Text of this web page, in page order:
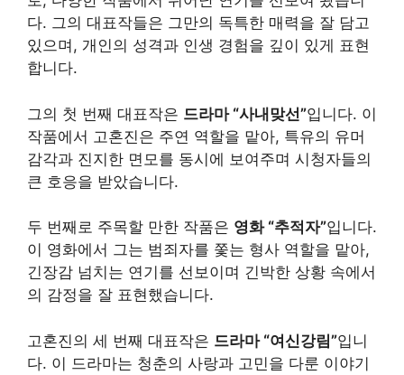
다. 그의 대표작들은 그만의 독특한 매력을 잘 담고
있으며, 개인의 성격과 인생 경험을 깊이 있게 표현
합니다.
그의 첫 번째 대표작은 드라마 “사내맞선”입니다. 이
작품에서 고혼진은 주연 역할을 맡아, 특유의 유머
감각과 진지한 면모를 동시에 보여주며 시청자들의
큰 호응을 받았습니다.
두 번째로 주목할 만한 작품은 영화 “추적자”입니다.
이 영화에서 그는 범죄자를 쫓는 형사 역할을 맡아,
긴장감 넘치는 연기를 선보이며 긴박한 상황 속에서
의 감정을 잘 표현했습니다.
고혼진의 세 번째 대표작은 드라마 “여신강림”입니
다. 이 드라마는 청춘의 사랑과 고민을 다룬 이야기